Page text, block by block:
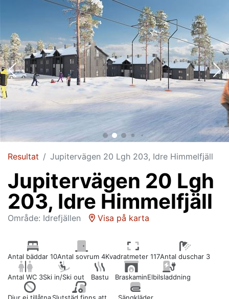
Resultat Jupitervägen 20 Lgh 203, Idre Himmelfjäll
Jupitervägen 20 Lgh
203, Idre Himmelfjäll
Område: Idrefjällen Visa på karta
Antal bäddar 10Antal sovrum 4Kvadratmeter 117Antal duschar 3
Antal WC 3Ski in/Ski out Bastu BraskaminElbilsladdning